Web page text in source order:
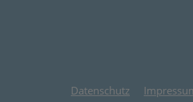
Datenschutz